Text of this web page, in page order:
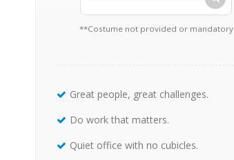
**Costume not provided or mandatory
Great people, great challenges.
Do work that matters.
Quiet office with no cubicles.